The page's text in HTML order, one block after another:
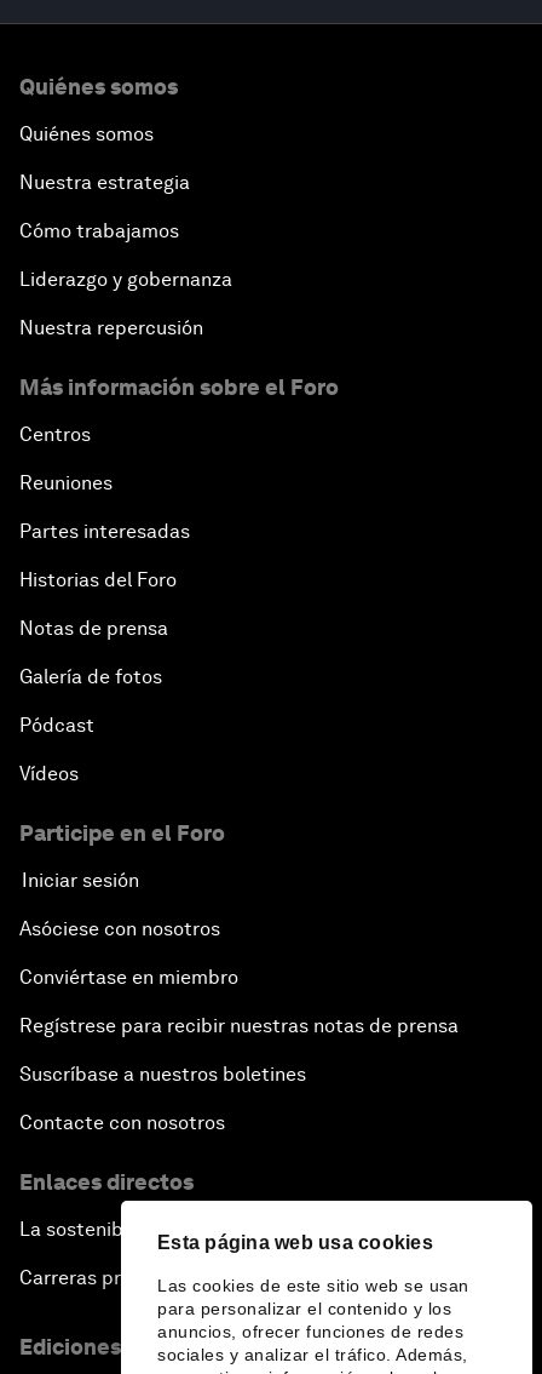
Esta página web usa cookies
Las cookies de este sitio web se usan
para personalizar el contenido y los
anuncios, ofrecer funciones de redes
sociales y analizar el tráfico. Además,
Quiénes somos
Quiénes somos
Nuestra estrategia
Cómo trabajamos
Liderazgo y gobernanza
Nuestra repercusión
Más información sobre el Foro
Centros
Reuniones
Partes interesadas
Historias del Foro
Notas de prensa
Galería de fotos
Pódcast
Vídeos
Participe en el Foro
Iniciar sesión
Asóciese con nosotros
Conviértase en miembro
Regístrese para recibir nuestras notas de prensa
Suscríbase a nuestros boletines
Contacte con nosotros
Enlaces directos
La sostenibilidad en el Foro
Carreras profesionales
Ediciones en otros idiomas